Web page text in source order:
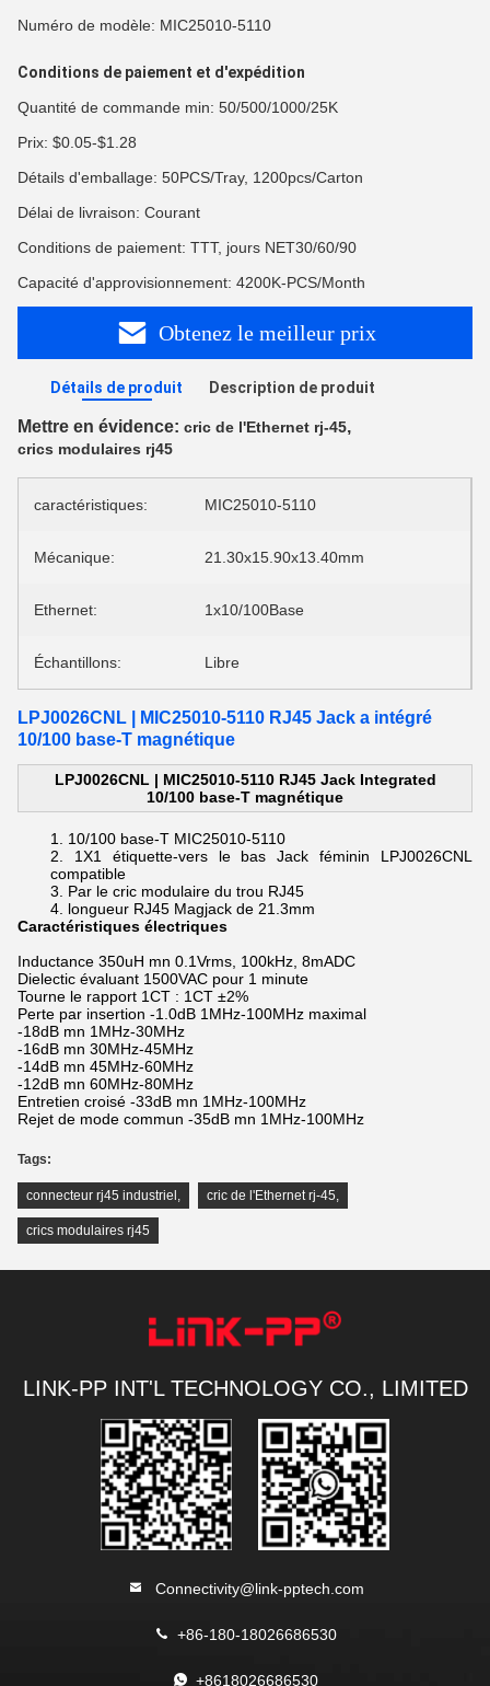
Numéro de modèle: MIC25010-5110
Conditions de paiement et d'expédition
Quantité de commande min: 50/500/1000/25K
Prix: $0.05-$1.28
Détails d'emballage: 50PCS/Tray, 1200pcs/Carton
Délai de livraison: Courant
Conditions de paiement: TTT, jours NET30/60/90
Capacité d'approvisionnement: 4200K-PCS/Month
Obtenez le meilleur prix
Détails de produit Description de produit
Mettre en évidence: cric de l'Ethernet rj-45,
crics modulaires rj45
caractéristiques: MIC25010-5110
Mécanique: 21.30x15.90x13.40mm
Ethernet: 1x10/100Base
Échantillons: Libre
LPJ0026CNL | MIC25010-5110 RJ45 Jack a intégré
10/100 base-T magnétique
LPJ0026CNL | MIC25010-5110 RJ45 Jack Integrated
10/100 base-T magnétique
10/100 base-T MIC25010-5110
1X1 étiquette-vers le bas Jack féminin LPJ0026CNL
compatible
Par le cric modulaire du trou RJ45
longueur RJ45 Magjack de 21.3mm
Caractéristiques électriques
Inductance 350uH mn 0.1Vrms, 100kHz, 8mADC
Dielectic évaluant 1500VAC pour 1 minute
Tourne le rapport 1CT : 1CT ±2%
Perte par insertion -1.0dB 1MHz-100MHz maximal
-18dB mn 1MHz-30MHz
-16dB mn 30MHz-45MHz
-14dB mn 45MHz-60MHz
-12dB mn 60MHz-80MHz
Entretien croisé -33dB mn 1MHz-100MHz
Rejet de mode commun -35dB mn 1MHz-100MHz
Tags:
connecteur rj45 industriel , cric de l'Ethernet rj-45,
crics modulaires rj45
LINK-PP INT'L TECHNOLOGY CO., LIMITED
Connectivity@link-pptech.com
+86-180-18026686530
+8618026686530